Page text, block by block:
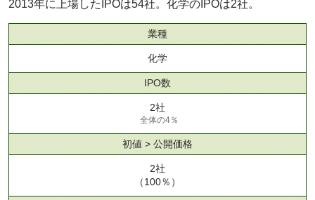
2013年に上場したIPOは54社。化学のIPOは2社。
業種
化学
IPO数
2社
全体の4％
初値 > 公開価格
2社
（100％）